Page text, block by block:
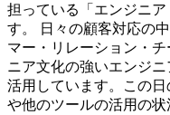
担っている「エンジニ
す。 日々の顧客対応の
マー・リレーション・
ニア文化の強いエンジ
活用しています。この
や他のツールの活用の